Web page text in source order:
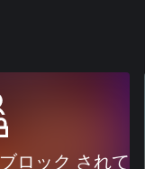
ロック されて